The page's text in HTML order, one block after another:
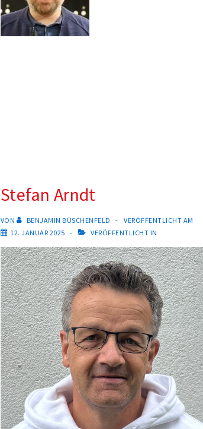
Stefan Arndt
VON BENJAMIN BÜSCHENFELD
VERÖFFENTLICHT AM
12. JANUAR 2025
VERÖFFENTLICHT IN